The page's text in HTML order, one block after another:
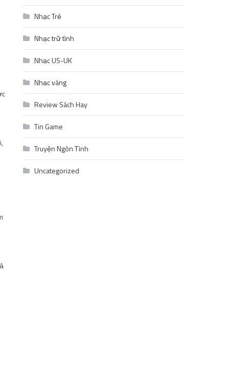
Nhạc Trẻ
Nhạc trữ tình
Nhạc US-UK
Nhạc vàng
Review Sách Hay
Tin Game
Truyện Ngôn Tình
Uncategorized